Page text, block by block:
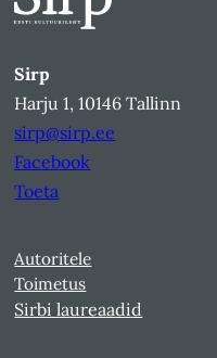
Sirp
Harju 1, 10146 Tallinn
sirp@sirp.ee
Facebook
Toeta
Autoritele
Toimetus
Sirbi laureaadid